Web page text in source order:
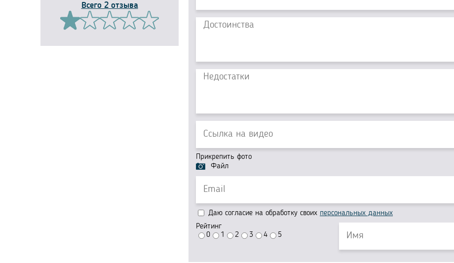
Всего 2 отзыва
Прикрепить фото
Файл
Даю согласие на обработку своих персональных данных
Рейтинг
0
1 2 3 4 5